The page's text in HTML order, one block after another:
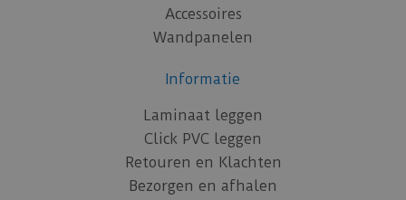
Accessoires
Wandpanelen
Informatie
Laminaat leggen
Click PVC leggen
Retouren en Klachten
Bezorgen en afhalen